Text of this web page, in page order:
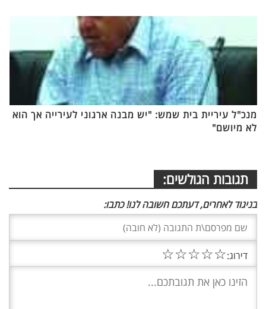
מנכ"ל עיריית בית שמש: "יש מבנה ארגוני לעירייה אך הוא
לא מיושם"
תגובות הגולשים:
בניגוד לאחרים, דעתכם חשובה לנו! כתבו:
דירוג:☆
☆
☆
☆
☆